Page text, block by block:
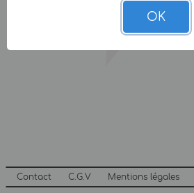
Contact C.G.V Mentions légales
OK